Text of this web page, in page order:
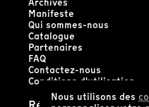
Nous utilisons des
Archives
Manifeste
Qui sommes-nous
Catalogue
Partenaires
FAQ
Contactez-nous
Conditions d'utilisation